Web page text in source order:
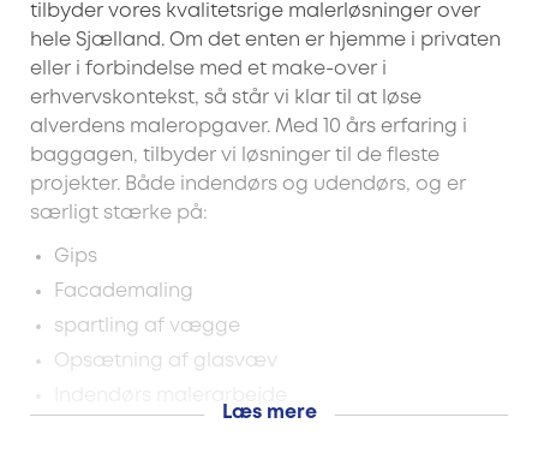
tilbyder vores kvalitetsrige malerløsninger over
hele Sjælland. Om det enten er hjemme i privaten
eller i forbindelse med et make-over i
erhvervskontekst, så står vi klar til at løse
alverdens maleropgaver. Med 10 års erfaring i
baggagen, tilbyder vi løsninger til de fleste
projekter. Både indendørs og udendørs, og er
særligt stærke på:
Gips
Facademaling
spartling af vægge
Opsætning af glasvæv
Læs mere